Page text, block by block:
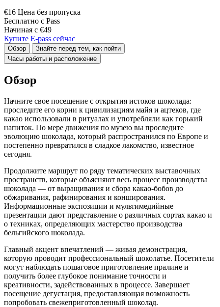
€16 Цена без пропуска
Бесплатно с Pass
Начиная с €49
Купите E-pass сейчас
Обзор
Знайте перед тем, как пойти
Часы работы и расположение
Обзор
Начните свое посещение с открытия истоков шоколада:
проследите его корни к цивилизациям майя и ацтеков, где
какао использовали в ритуалах и употребляли как горький
напиток. По мере движения по музею вы проследите
эволюцию шоколада, который распространился по Европе и
постепенно превратился в сладкое лакомство, известное
сегодня.
Продолжите маршрут по ряду тематических выставочных
пространств, которые объясняют весь процесс производства
шоколада — от выращивания и сбора какао-бобов до
обжаривания, рафинирования и конширования.
Информационные экспозиции и мультимедийные
презентации дают представление о различных сортах какао и
о техниках, определяющих мастерство производства
бельгийского шоколада.
Главный акцент впечатлений — живая демонстрация,
которую проводит профессиональный шоколатье. Посетители
могут наблюдать пошаговое приготовление пралине и
получить более глубокое понимание точности и
креативности, задействованных в процессе. Завершает
посещение дегустация, предоставляющая возможность
попробовать свежеприготовленный шоколад.